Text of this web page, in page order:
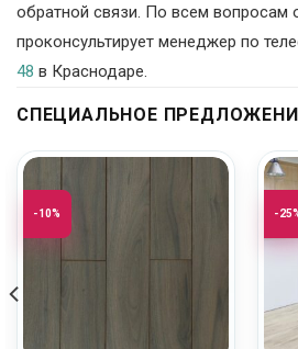
обратной связи. По всем вопросам
проконсультирует менеджер по
48 в Краснодаре.
СПЕЦИАЛЬНОЕ
-10% -